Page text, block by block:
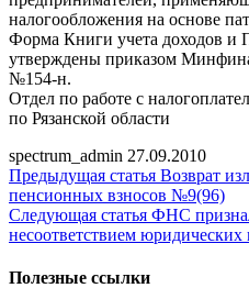
налогообложения на основе
Форма Книги учета доходов и
утверждены приказом
№154-н.
Отдел по работе с
по Рязанской области
spectrum_admin 27.09.2010
Предыдущая статья Возврат
пенсионных взносов №9(96)
Следующая статья ФНС
несоответствием
Полезные ссылки